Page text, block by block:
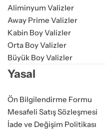
Aliminyum Valizler
Away Prime Valizler
Kabin Boy Valizler
Orta Boy Valizler
Büyük Boy Valizler
Yasal
Ön Bilgilendirme Formu
Mesafeli Satış Sözleşmesi
İade ve Değişim Politikası